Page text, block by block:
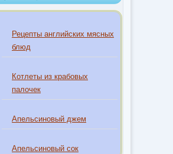
Рецепты английских мясных
блюд
Котлеты из крабовых
палочек
Апельсиновый джем
Апельсиновый сок